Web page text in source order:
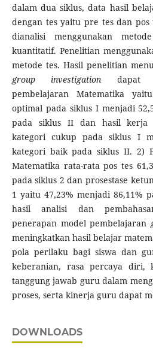
dalam dua siklus, data hasil
dengan tes yaitu pre tes dan pos
dianalisi menggunakan
kuantitatif. Penelitian
metode tes. Hasil penelitian
group investigation dapat
pembelajaran Matematika
optimal pada siklus I menjadi
pada siklus II dan hasil kerja
kategori cukup pada siklus I
kategori baik pada siklus II. 2)
Matematika rata-rata pos tes
pada siklus 2 dan prosestase
1 yaitu 47,23% menjadi 86,11%
hasil analisi dan
penerapan model pembelajaran
meningkatkan hasil belajar
pola perilaku bagi siswa dan
keberanian, rasa percaya diri,
tanggung jawab guru dalam
proses, serta kinerja guru dapat
DOWNLOADS